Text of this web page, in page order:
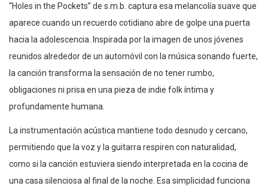
“Holes in the Pockets” de s.m.b. captura esa melancolía suave que
aparece cuando un recuerdo cotidiano abre de golpe una puerta
hacia la adolescencia. Inspirada por la imagen de unos jóvenes
reunidos alrededor de un automóvil con la música sonando fuerte,
la canción transforma la sensación de no tener rumbo,
obligaciones ni prisa en una pieza de indie folk íntima y
profundamente humana.
La instrumentación acústica mantiene todo desnudo y cercano,
permitiendo que la voz y la guitarra respiren con naturalidad,
como si la canción estuviera siendo interpretada en la cocina de
una casa silenciosa al final de la noche. Esa simplicidad funciona